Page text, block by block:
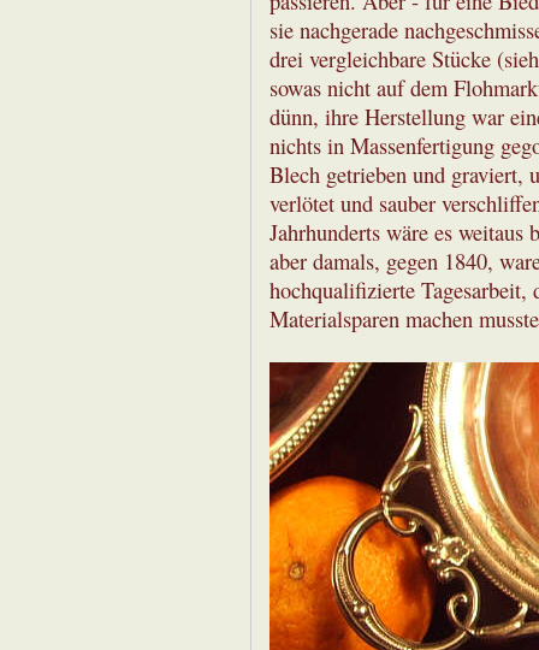
sie nachgerade
drei vergleichbare Stücke
sowas nicht auf dem
dünn, ihre Herstellung war
nichts in Massenfertigung
Blech getrieben und graviert,
verlötet und sauber
Jahrhunderts wäre es weitaus
aber damals, gegen 1840,
hochqualifizierte
Materialsparen machen